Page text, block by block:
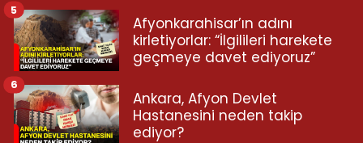
Afyonkarahisar’ın adını
kirletiyorlar: “İlgilileri harekete
geçmeye davet ediyoruz”
5
Ankara, Afyon Devlet
Hastanesini neden takip
ediyor?
6